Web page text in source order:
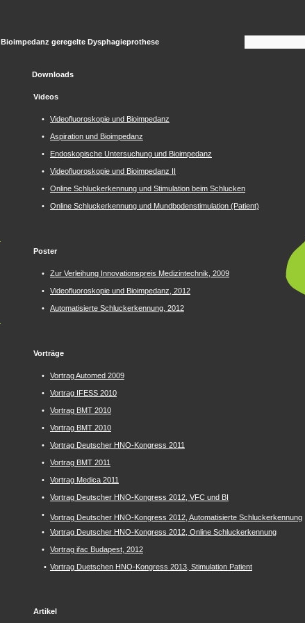
Bioimpedanz geregelte Dysphagieprothese
Downloads
Videos
• Videofluoroskopie und Bioimpedanz
• Aspiration und Bioimpedanz
• Endoskopische Untersuchung und Bioimpedanz
• Videofluoroskopie und Bioimpedanz II
• Online Schluckerkennung und Stimulation beim Schlucken
• Online Schluckerkennung und Mundbodenstimulation (Patient)
Poster
• Zur Verleihung Innovationspreis Medizintechnik, 2009
• Videofluoroskopie und Bioimpedanz, 2012
• Automatisierte Schluckerkennung, 2012
Vorträge
• Vortrag Automed 2009
• Vortrag IFESS 2010
• Vortrag BMT 2010
• Vortrag BMT 2010
• Vortrag Deutscher HNO-Kongress 2011
• Vortrag BMT 2011
• Vortrag Medica 2011
• Vortrag Deutscher HNO-Kongress 2012, VFC und BI
•
Vortrag Deutscher HNO-Kongress 2012, Automatisierte Schluckerkennung
•
Vortrag Deutscher HNO-Kongress 2012, Online Schluckerkennung
• Vortrag ifac Budapest, 2012
• Vortrag Duetschen HNO-Kongress 2013, Stimulation Patient
Artikel